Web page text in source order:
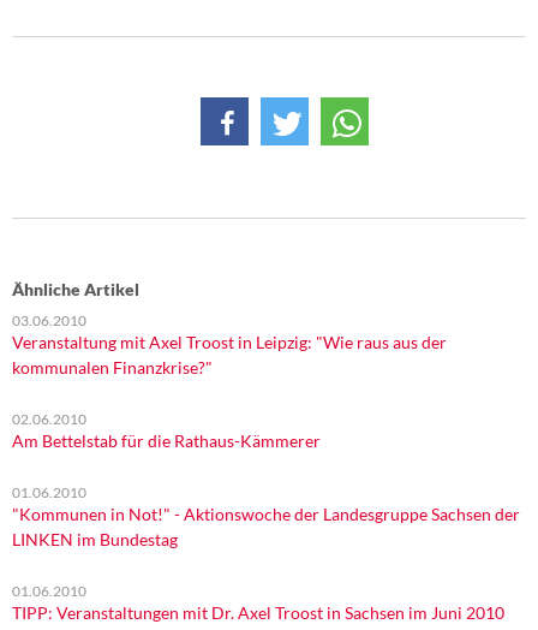
Über mich
Kontakt
Ähnliche Artikel
03.06.2010
Veranstaltung mit Axel Troost in Leipzig: "Wie raus aus der
kommunalen Finanzkrise?"
02.06.2010
Am Bettelstab für die Rathaus-Kämmerer
01.06.2010
"Kommunen in Not!" - Aktionswoche der Landesgruppe Sachsen der
LINKEN im Bundestag
01.06.2010
TIPP: Veranstaltungen mit Dr. Axel Troost in Sachsen im Juni 2010